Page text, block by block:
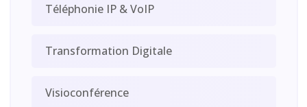
Téléphonie IP & VoIP
Transformation Digitale
Visioconférence